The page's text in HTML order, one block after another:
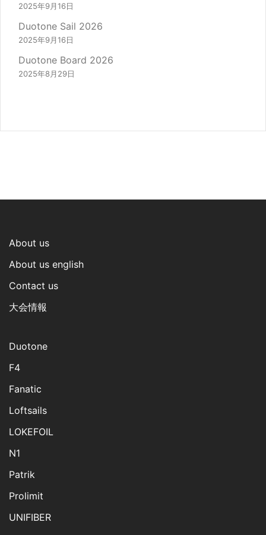
2025年9月16日
Duotone Sail 2026
2025年9月16日
Duotone Board 2026
2025年8月29日
About us
About us english
Contact us
大会情報
Duotone
F4
Fanatic
Loftsails
LOKEFOIL
N1
Patrik
Prolimit
UNIFIBER